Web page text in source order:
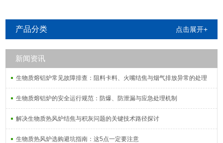
产品分类 点击展开+
新闻资讯
生物质熔铝炉常见故障排查：阻料卡料、火嘴结焦与烟气排放异常的处理
生物质熔铝炉的安全运行规范：防爆、防泄漏与应急处理机制
解决生物质热风炉结焦与积灰问题的关键技术路径探讨
生物质热风炉选购避坑指南：这5点一定要注意